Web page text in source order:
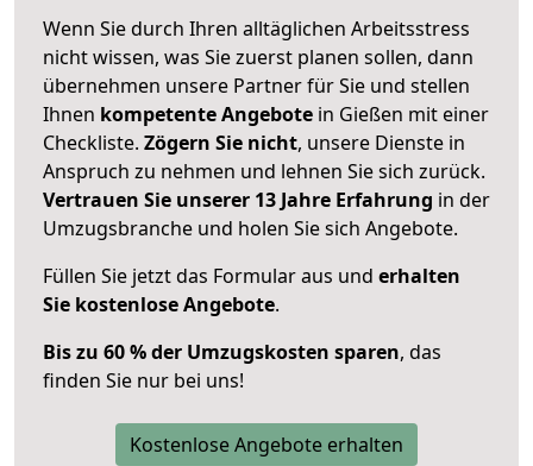
Wenn Sie durch Ihren alltäglichen Arbeitsstress
nicht wissen, was Sie zuerst planen sollen, dann
übernehmen unsere Partner für Sie und stellen
Ihnen kompetente Angebote in Gießen mit einer
Checkliste. Zögern Sie nicht, unsere Dienste in
Anspruch zu nehmen und lehnen Sie sich zurück.
Vertrauen Sie unserer 13 Jahre Erfahrung in der
Umzugsbranche und holen Sie sich Angebote.
Füllen Sie jetzt das Formular aus und erhalten
Sie kostenlose Angebote.
Bis zu 60 % der Umzugskosten sparen, das
finden Sie nur bei uns!
Kostenlose Angebote erhalten